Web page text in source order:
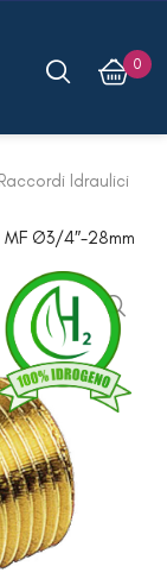
0
Raccordi Idraulici
MF Ø3/4″-28mm